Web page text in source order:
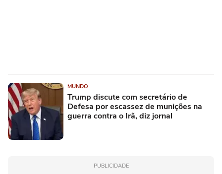
MUNDO
Trump discute com secretário de
Defesa por escassez de munições na
guerra contra o Irã, diz jornal
PUBLICIDADE